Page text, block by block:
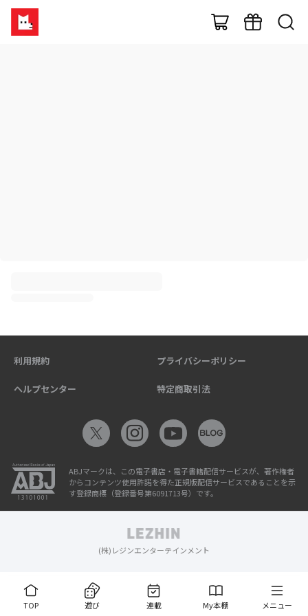
TOP 遊び 連載 My本棚 メニュー
利用規約 プライバシーポリシー
ヘルプセンター 特定商取引法
ABJマークは、この電子書店・電子書籍配信サービスが、著作権者
からコンテンツ使用許諾を得た正規版配信サービスであることを示
す登録商標（登録番号第6091713号）です。
(株)レジンエンターテインメント